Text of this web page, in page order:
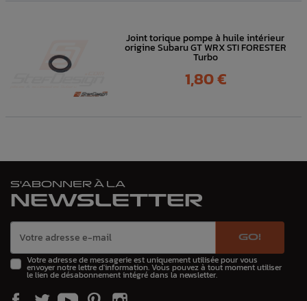
Joint torique pompe à huile intérieur
origine Subaru GT WRX STI FORESTER
Turbo
Prix
1,80 €
S'ABONNER À LA
NEWSLETTER
GO!
Votre adresse de messagerie est uniquement utilisée pour vous
envoyer notre lettre d'information. Vous pouvez à tout moment utiliser
le lien de désabonnement intégré dans la newsletter.